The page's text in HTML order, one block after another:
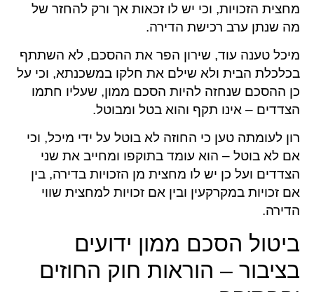
מחצית הזכויות, וכי יש לו זכאות אך ורק להחזר של
מה שנתן ערב רכישת הדירה.
מיכל טענה עוד, שירון הפר את ההסכם, לא השתתף
בכלכלת הבית ולא שילם את חלקו במשכנתא, וכי על
כן ההסכם שנחזה להיות הסכם ממון, שעליו חתמו
הצדדים – אינו תקף והוא בטל ומבוטל.
רון לעומתה טען כי החוזה לא בוטל על ידי מיכל, וכי
אם לא בוטל – הוא עומד בתוקפו ומחייב את שני
הצדדים ועל כן יש לו מחצית מן הזכויות בדירה, בין
אם זכויות במקרקעין ובין אם זכויות למחצית שווי
הדירה.
ביטול הסכם ממון ידועים
בציבור – הוראות חוק החוזים